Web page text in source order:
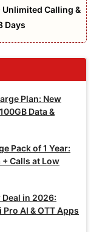
Unlimited Calling &
Days
Plan: New
Data &
Pack of 1 Year:
+ Calls at Low
in 2026:
AI & OTT Apps